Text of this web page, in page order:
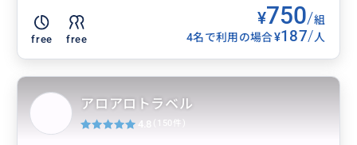
free free
¥750/組
4名で利用の場合¥187/人
アロアロトラベル
4.8 (150件)